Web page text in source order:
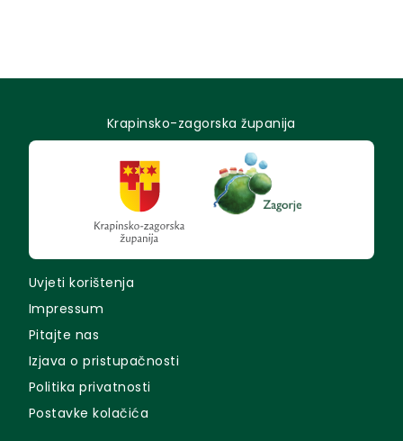
Krapinsko-zagorska županija
Uvjeti korištenja
Impressum
Pitajte nas
Izjava o pristupačnosti
Politika privatnosti
Postavke kolačića